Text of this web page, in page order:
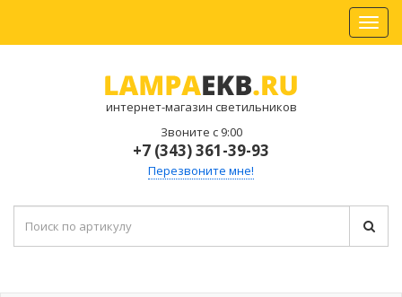
интернет-магазин светильников
Звоните с 9:00
+7 (343) 361-39-93
Перезвоните мне!